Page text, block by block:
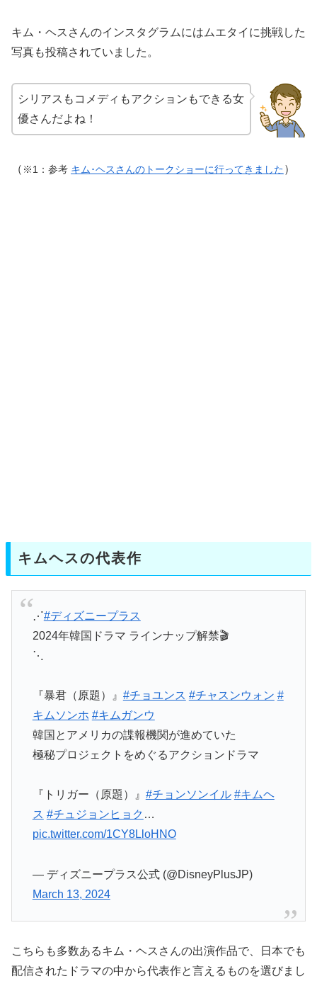
キム・ヘスさんのインスタグラムにはムエタイに挑戦した
写真も投稿されていました。
シリアスもコメディもアクションもできる女
優さんだよね！
（ ※1：参考 キム･ヘスさんのトークショーに行ってきました）
キムヘスの代表作
⋰#ディズニープラス
2024年韓国ドラマ ラインナップ解禁🎬
⋱
『暴君（原題）』 #チョユンス #チャスンウォン #
キムソンホ #キムガンウ
韓国とアメリカの諜報機関が進めていた
極秘プロジェクトをめぐるアクションドラマ
『トリガー（原題）』 #チョンソンイル #キムヘ
ス #チュジョンヒョク …
pic.twitter.com/1CY8LloHNO
— ディズニープラス公式 (@DisneyPlusJP)
March 13, 2024
こちらも多数あるキム・ヘスさんの出演作品で、日本でも
配信されたドラマの中から代表作と言えるものを選びまし